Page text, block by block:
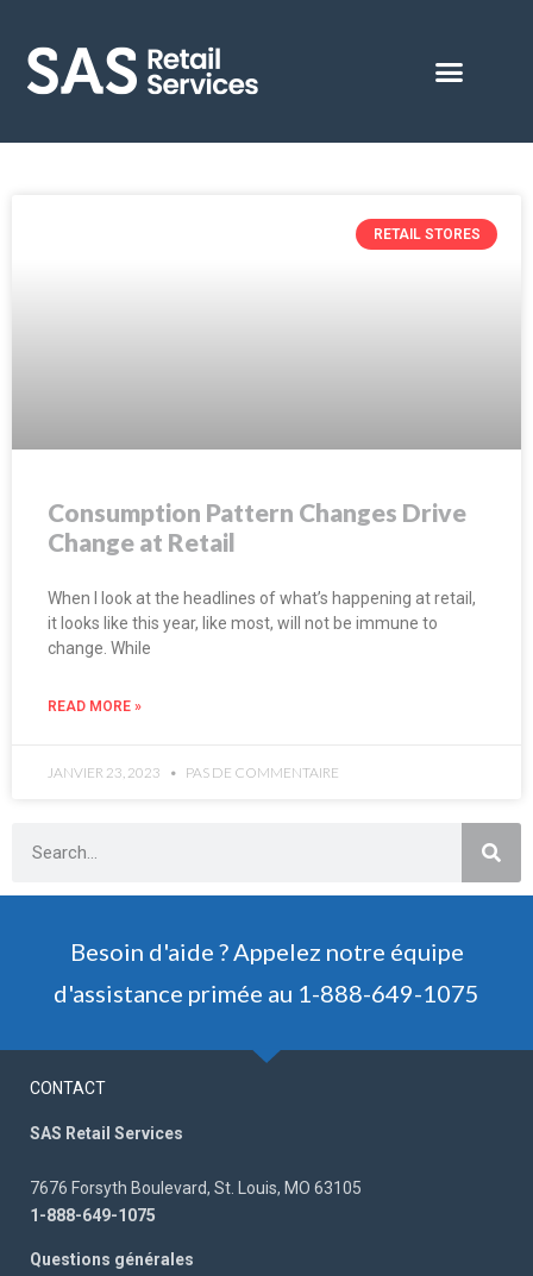
RETAIL STORES
Consumption Pattern Changes Drive
Change at Retail
When I look at the headlines of what’s happening at retail,
it looks like this year, like most, will not be immune to
change. While
READ MORE »
JANVIER 23, 2023 PAS DE COMMENTAIRE
Besoin d'aide ? Appelez notre équipe
d'assistance primée au 1-888-649-1075
CONTACT
SAS Retail Services
7676 Forsyth Boulevard, St. Louis, MO 63105
1-888-649-1075
Questions générales